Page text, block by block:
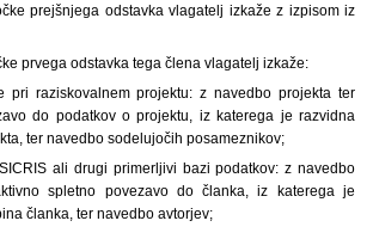
prejšnjega odstavka vlagatelj izkaže z izpisom iz
prvega odstavka tega člena vlagatelj izkaže:
pri raziskovalnem projektu: z navedbo projekta ter
do podatkov o projektu, iz katerega je razvidna
ter navedbo sodelujočih posameznikov;
ali drugi primerljivi bazi podatkov: z navedbo
spletno povezavo do članka, iz katerega je
članka, ter navedbo avtorjev;